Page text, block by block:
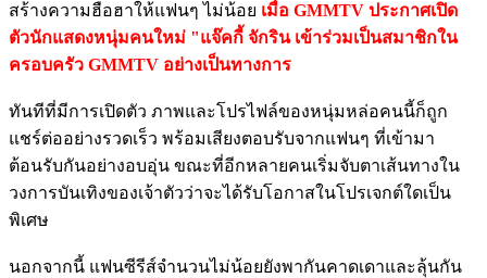
สร้างความฮือฮาให้แฟนๆ ไม่น้อย เมื่อ GMMTV ประกาศเปิด
ตัวนักแสดงหนุ่มคนใหม่ "แจ๊คกี้ จักริน เข้าร่วมเป็นสมาชิกใน
ครอบครัว GMMTV อย่างเป็นทางการ
ทันทีที่มีการเปิดตัว ภาพและโปรไฟล์ของหนุ่มหล่อคนนี้ก็ถูก
แชร์ต่ออย่างรวดเร็ว พร้อมเสียงตอบรับจากแฟนๆ ที่เข้ามา
ต้อนรับกันอย่างอบอุ่น ขณะที่อีกหลายคนเริ่มจับตาเส้นทางใน
วงการบันเทิงของเจ้าตัวว่าจะได้รับโอกาสในโปรเจกต์ใดเป็น
พิเศษ
นอกจากนี้ แฟนซีรีส์จำนวนไม่น้อยยังพากันคาดเดาและลุ้นกัน